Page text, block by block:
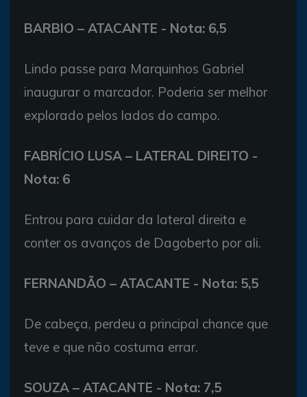
BARBIO – ATACANTE - Nota: 6,5
Lindo passe para Marquinhos Gabriel
inaugurar o marcador. Poderia ser melhor
explorado pelos lados do campo.
FABRÍCIO LUSA – LATERAL DIREITO -
Nota: 6
Entrou para cuidar da lateral direita e
conter os avanços de Dagoberto por ali.
FERNANDÃO – ATACANTE - Nota: 5,5
De cabeça, perdeu a principal chance que
teve e que não costuma errar.
SOUZA – ATACANTE - Nota: 7,5